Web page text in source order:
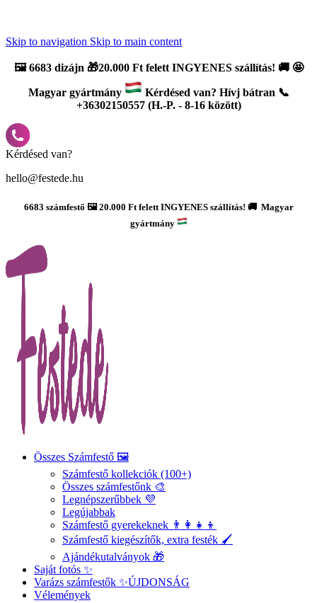
Skip to navigation Skip to main content
🖼️6683 dizájn 🎁20.000 Ft felett INGYENES szállítás! 🚚 🤩
Magyar gyártmány
Kérdésed van? Hívj bátran 📞
+36302150557 (H.-P. - 8-16 között)
Kérdésed van?
hello@festede.hu
6683 számfestő 🖼️ 20.000 Ft felett INGYENES szállítás! 🚚 Magyar
gyártmány
Összes Számfestő 🖼️
Számfestő kollekciók (100+)
Összes számfestőnk 🎨
Legnépszerűbbek 💜
Legújabbak
Számfestő gyerekeknek 👨‍👩‍👧‍👦
Számfestő kiegészítők, extra festék 🖌️
Ajándékutalványok 🎁
Saját fotós ✨
Varázs számfestők ✨ÚJDONSÁG
Vélemények